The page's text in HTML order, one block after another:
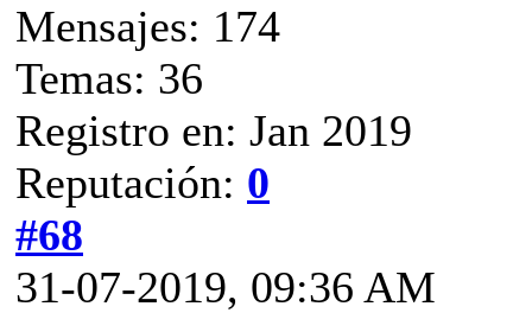
Mensajes: 174
Temas: 36
Registro en: Jan 2019
Reputación: 0
#68
31-07-2019, 09:36 AM